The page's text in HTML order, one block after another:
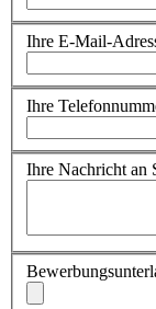
Ihre E-Mail-
Ihre
Ihre Nachricht an